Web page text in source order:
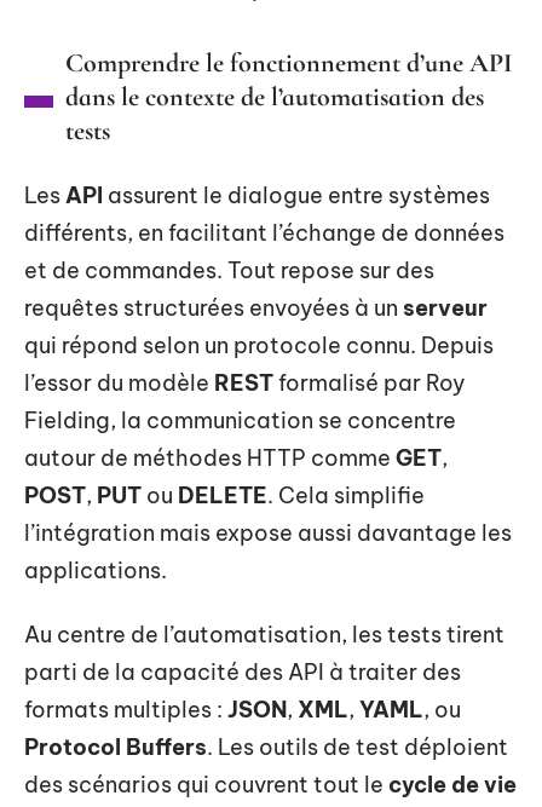
Comprendre le fonctionnement d’une API
dans le contexte de l’automatisation des
tests
Les API assurent le dialogue entre systèmes
différents, en facilitant l’échange de données
et de commandes. Tout repose sur des
requêtes structurées envoyées à un serveur
qui répond selon un protocole connu. Depuis
l’essor du modèle RESTformalisé par Roy
Fielding, la communication se concentre
autour de méthodes HTTP comme GET,
POST, PUT ou DELETE. Cela simplifie
l’intégration mais expose aussi davantage les
applications.
Au centre de l’automatisation, les tests tirent
parti de la capacité des API à traiter des
formats multiples : JSON, XML, YAML, ou
Protocol Buffers. Les outils de test déploient
des scénarios qui couvrent tout le cycle de vie